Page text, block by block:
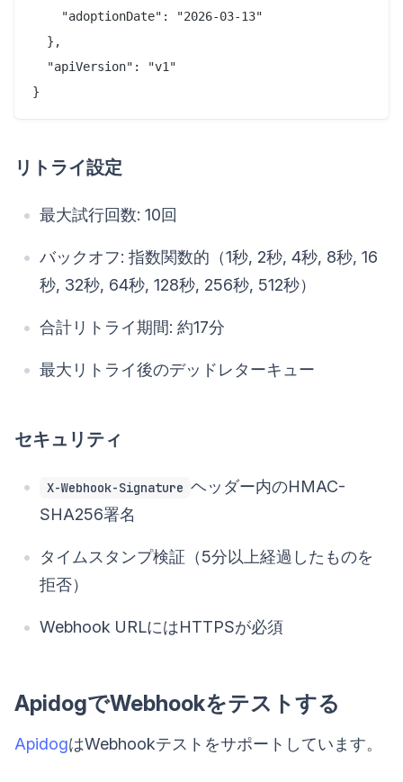
    "adoptionDate": "2026-03-13"
  },
  "apiVersion": "v1"
リトライ設定
最大試行回数: 10回
バックオフ: 指数関数的（1秒, 2秒, 4秒, 8秒, 16
秒, 32秒, 64秒, 128秒, 256秒, 512秒）
合計リトライ期間: 約17分
最大リトライ後のデッドレターキュー
セキュリティ
X-Webhook-Signature ヘッダー内のHMAC-
SHA256署名
タイムスタンプ検証（5分以上経過したものを
拒否）
Webhook URLにはHTTPSが必須
ApidogでWebhookをテストする
ApidogはWebhookテストをサポートしています。